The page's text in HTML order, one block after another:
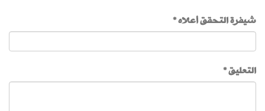
شيفرة التحقق أعلاه *
التعليق *